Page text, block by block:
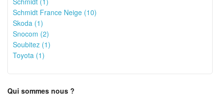
Schmidt France Neige (10)
Skoda (1)
Snocom (2)
Soubitez (1)
Toyota (1)
Qui sommes nous ?